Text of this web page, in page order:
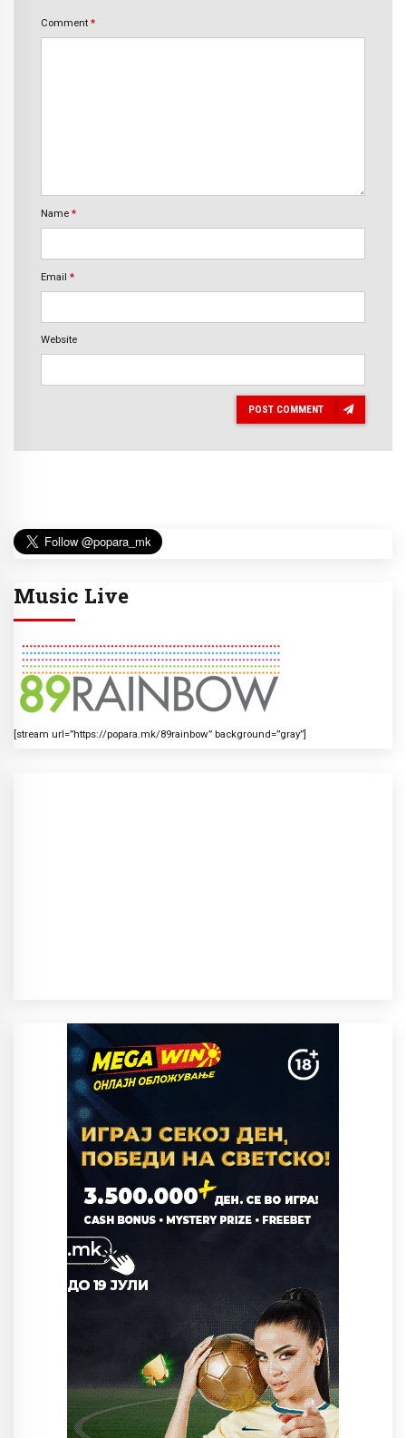
Comment *
Name *
Email *
Website
POST COMMENT
Music Live
[stream url=”https://popara.mk/89rainbow” background=”gray”]